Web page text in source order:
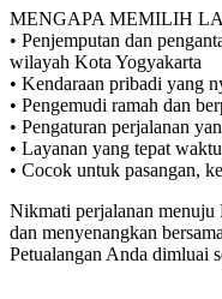
MENGAPA MEMILIH
• Penjemputan dan
wilayah Kota Yogyakarta
• Kendaraan pribadi yang
• Pengemudi ramah dan
• Pengaturan perjalanan
• Layanan yang tepat
• Cocok untuk pasangan,
Nikmati perjalanan menuju
dan menyenangkan
Petualangan Anda dimluai